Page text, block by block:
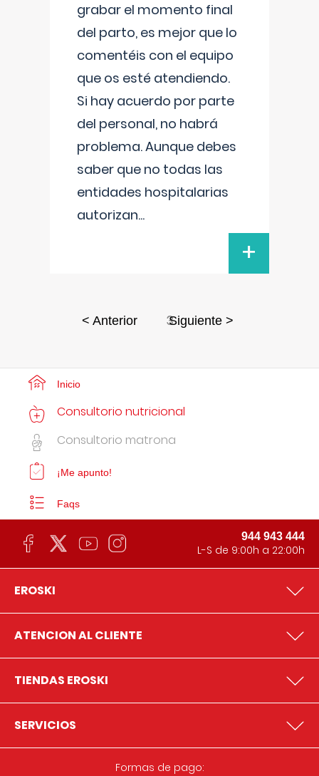
grabar el momento final
del parto, es mejor que lo
comentéis con el equipo
que os esté atendiendo.
Si hay acuerdo por parte
del personal, no habrá
problema. Aunque debes
saber que no todas las
entidades hospitalarias
autorizan...
+
< Anterior 3Siguiente >
Inicio
Consultorio nutricional
Consultorio matrona
¡Me apunto!
Faqs
944 943 444
L-S de 9:00h a 22:00h
EROSKI
ATENCION AL CLIENTE
TIENDAS EROSKI
SERVICIOS
Formas de pago: